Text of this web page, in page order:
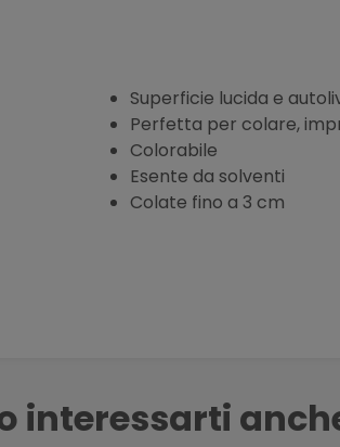
Superficie lucida e
Perfetta per colare,
Colorabile
Esente da solventi
Colate fino a 3 cm
interessarti